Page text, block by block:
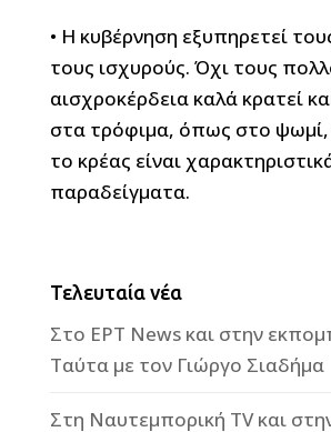
• Η κυβέρνηση εξυπηρετεί
τους ισχυρούς. Όχι τους
αισχροκέρδεια καλά κρατεί
στα τρόφιμα, όπως στο ψωμί,
το κρέας είναι
παραδείγματα.
Τελευταία νέα
Στο ΕΡΤ News και στην
Ταύτα με τον Γιώργο Σιαδήμα
Στη Ναυτεμπορική TV και